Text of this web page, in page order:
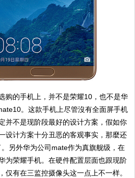
购的手机上，并不是荣耀10，也不是华
。这款手机上尽管沒有全面屏手机
并不是现阶段最好的设计方案，假如你
设计方案十分丑恶的客观事实，那麼还
另外华为公司mate作为真旗舰级，在
为荣耀手机。在硬件配置层面也跟现阶
仅有在三监控摄像头这一点上不一样。